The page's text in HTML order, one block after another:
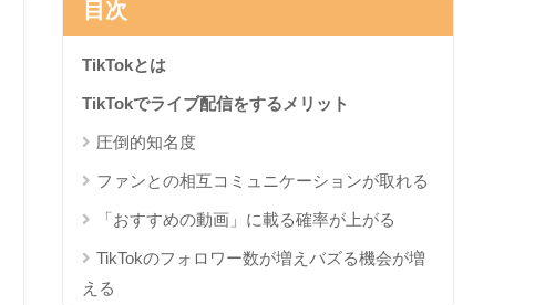
目次
TikTokとは
TikTokでライブ配信をするメリット
圧倒的知名度
ファンとの相互コミュニケーションが取れる
「おすすめの動画」に載る確率が上がる
TikTokのフォロワー数が増えバズる機会が増
える